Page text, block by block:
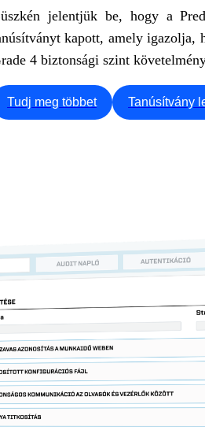
jelentjük be, hogy a
kapott, amely igazolja,
4 biztonsági szint
Tudj meg többet Tanúsítvány